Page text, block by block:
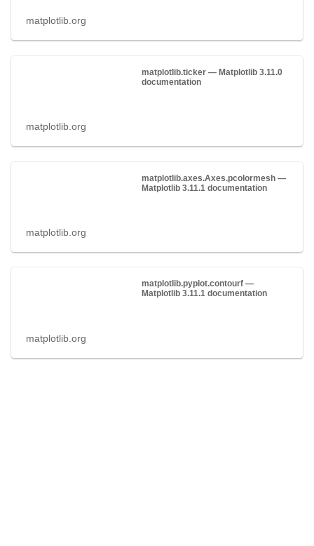
matplotlib.org
matplotlib.ticker — Matplotlib 3.11.0
documentation
matplotlib.org
matplotlib.axes.Axes.pcolormesh —
Matplotlib 3.11.1 documentation
matplotlib.org
matplotlib.pyplot.contourf —
Matplotlib 3.11.1 documentation
matplotlib.org